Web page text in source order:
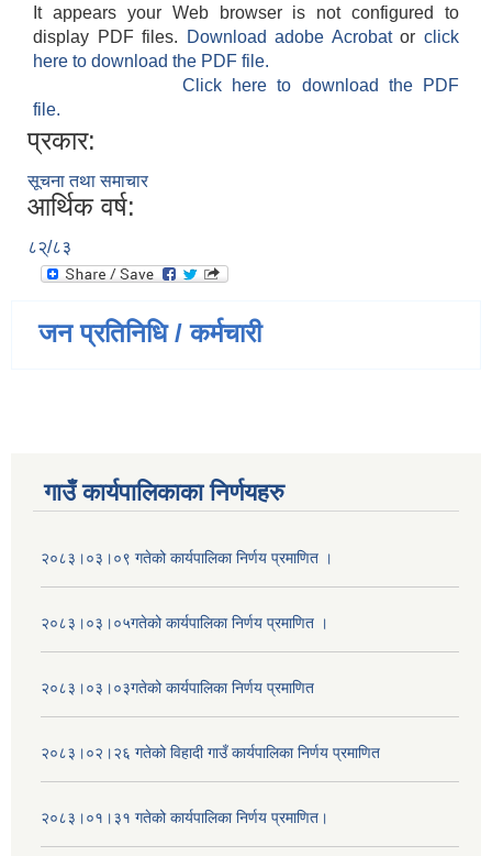
It appears your Web browser is not configured to
display PDF files.
Download adobe Acrobatorclick
here to download the PDF file.
Click here to download the PDF
file.
प्रकार:
सूचना तथा समाचार
आर्थिक वर्ष:
८२्/८३
जन प्रतिनिधि / कर्मचारी
गाउँ कार्यपालिकाका निर्णयहरु
२०८३।०३।०९ गतेको कार्यपालिका निर्णय प्रमाणित ।
२०८३।०३।०५गतेको कार्यपालिका निर्णय प्रमाणित ।
२०८३।०३।०३गतेको कार्यपालिका निर्णय प्रमाणित
२०८३।०२।२६ गतेको विहादी गाउँ कार्यपालिका निर्णय प्रमाणित
२०८३।०१।३१ गतेको कार्यपालिका निर्णय प्रमाणित।